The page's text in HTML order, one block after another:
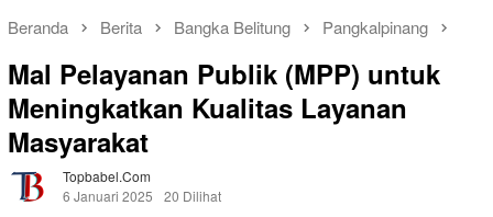
Beranda Berita Bangka Belitung Pangkalpinang
Mal Pelayanan Publik (MPP) untuk
Meningkatkan Kualitas Layanan
Masyarakat
Topbabel.com
6 Januari 2025
20 Dilihat